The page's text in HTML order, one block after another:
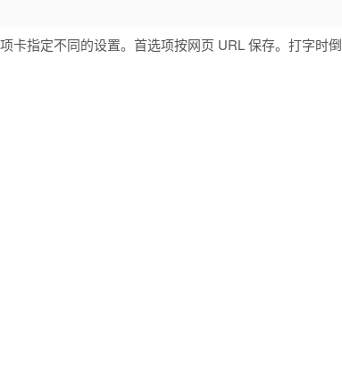
卡指定不同的设置。首选项按网页 URL 保存。打字时倒